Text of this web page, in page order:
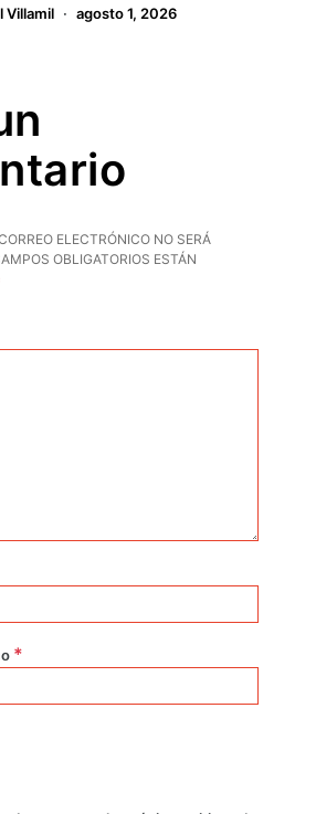
Villamil agosto 1, 2026
ELECTRÓNICO NO SERÁ
OBLIGATORIOS ESTÁN
*